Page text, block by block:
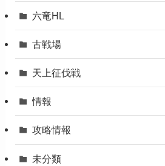
六竜HL
古戦場
天上征伐戦
情報
攻略情報
未分類